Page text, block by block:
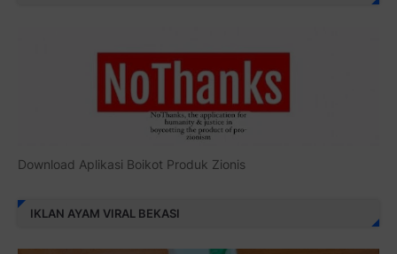
Download Aplikasi Boikot Produk Zionis
IKLAN AYAM VIRAL BEKASI